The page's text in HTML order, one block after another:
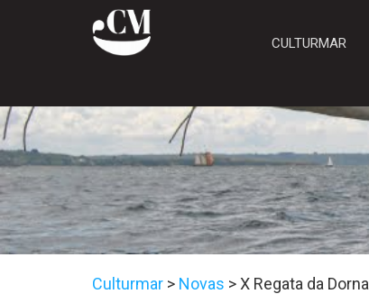
CULTURMAR
Culturmar > Novas >X Regata da Dorna